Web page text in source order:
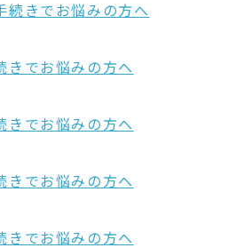
続きでお悩みの方へ
きでお悩みの方へ
きでお悩みの方へ
きでお悩みの方へ
きでお悩みの方へ